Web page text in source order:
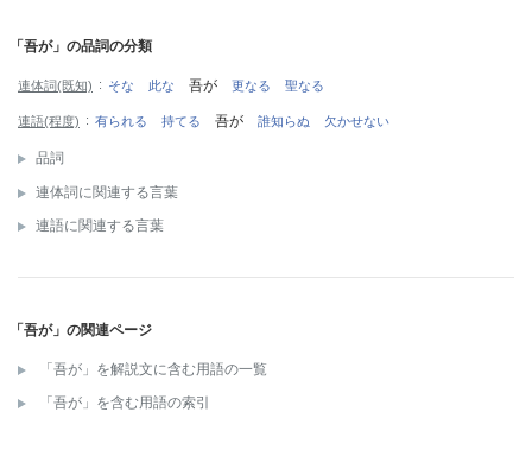
「吾が」の品詞の分類
連体詞(既知) そな 此な 吾が 更なる 聖なる
連語(程度) 有られる 持てる 吾が 誰知らぬ 欠かせない
品詞
連体詞に関連する言葉
連語に関連する言葉
「吾が」の関連ページ
「吾が」を解説文に含む用語の一覧
「吾が」を含む用語の索引